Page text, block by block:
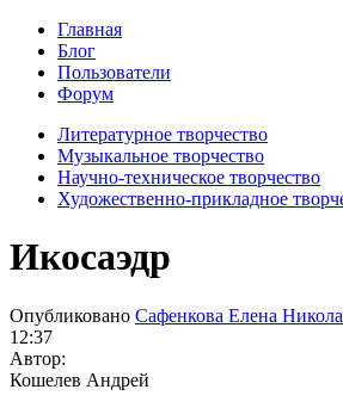
Главная
Блог
Пользователи
Форум
Литературное творчество
Музыкальное творчество
Научно-техническое творчество
Художественно-прикладное
Икосаэдр
Опубликовано Сафенкова Елена
12:37
Автор:
Кошелев Андрей